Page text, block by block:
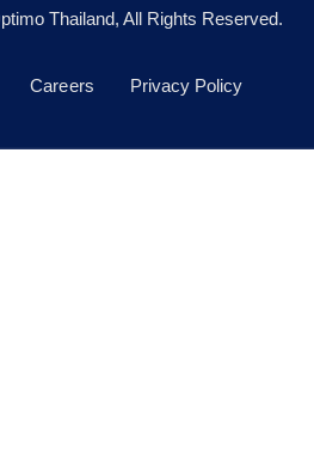
Thailand, All Rights Reserved.
Careers Privacy Policy